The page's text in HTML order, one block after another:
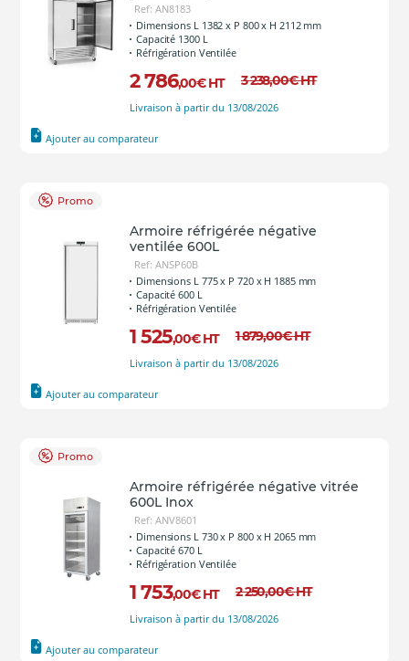
Ref: AN8183
Dimensions L 1382 x P 800 x H 2112 mm
Capacité 1300 L
Réfrigération Ventilée
2 786,00€ HT 3 238,00€HT
Livraison à partir du 13/08/2026
Ajouter au comparateur
Promo
Armoire réfrigérée négative
ventilée 600L
Ref: ANSP60B
Dimensions L 775 x P 720 x H 1885 mm
Capacité 600 L
Réfrigération Ventilée
1 525,00€ HT 1 879,00€HT
Livraison à partir du 13/08/2026
Ajouter au comparateur
Promo
Armoire réfrigérée négative vitrée
600L Inox
Ref: ANV8601
Dimensions L 730 x P 800 x H 2065 mm
Capacité 670 L
Réfrigération Ventilée
1 753,00€ HT 2 250,00€HT
Livraison à partir du 13/08/2026
Ajouter au comparateur